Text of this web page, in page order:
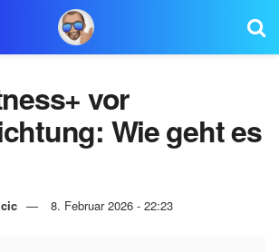
vor
Wie geht es
8. Februar 2026 - 22:23